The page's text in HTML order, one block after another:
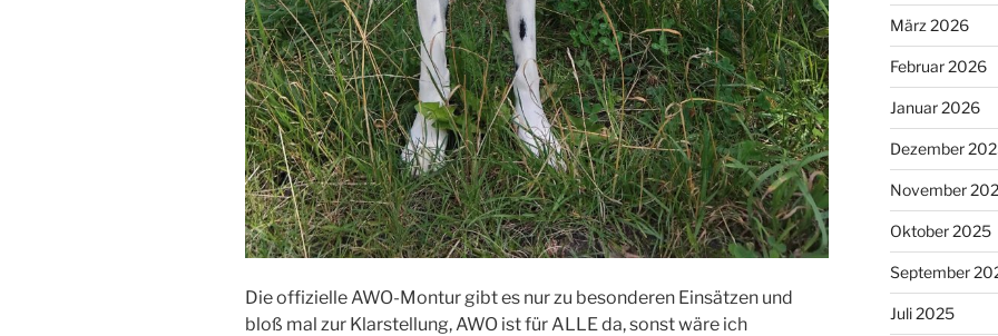
Die offizielle AWO-Montur gibt es nur zu besonderen Einsätzen und
bloß mal zur Klarstellung, AWO ist für ALLE da, sonst wäre ich
März 2026
Februar 2026
Januar 2026
Dezember
November
Oktober 2025
September
Juli 2025